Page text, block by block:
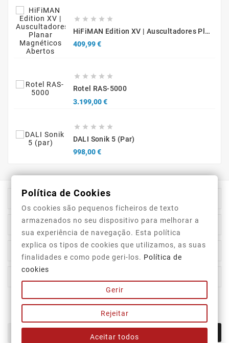
    
HiFiMAN Edition XV | Auscultadores Planar Magnéticos Abertos
409,99 €Precio
    
Rotel RAS-5000
3.199,00 €Precio
    
DALI Sonik 5 (par)
998,00 €Precio
Información De La Tienda
Category
Our Company

Newsletter
Política de Cookies
Os cookies são pequenos ficheiros de texto
armazenados no seu dispositivo para melhorar a
sua experiência de navegação. Esta política
explica os tipos de cookies que utilizamos, as suas
finalidades e como pode geri-los. Política de
cookies
Gerir
Rejeitar
Aceitar todos